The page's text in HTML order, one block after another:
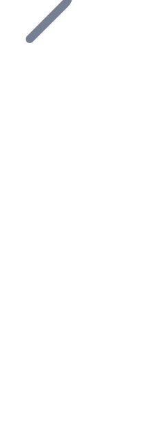
ecosistema.
e
al nostro servizio di